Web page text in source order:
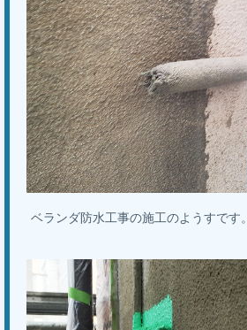
ベランダ防水工事の施工のようすです。